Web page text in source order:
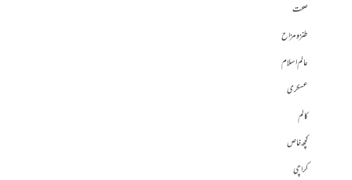
صحت
طنز و مزاح
عالم اسلام
عسکری
کالم
کچھ خاص
کراچی